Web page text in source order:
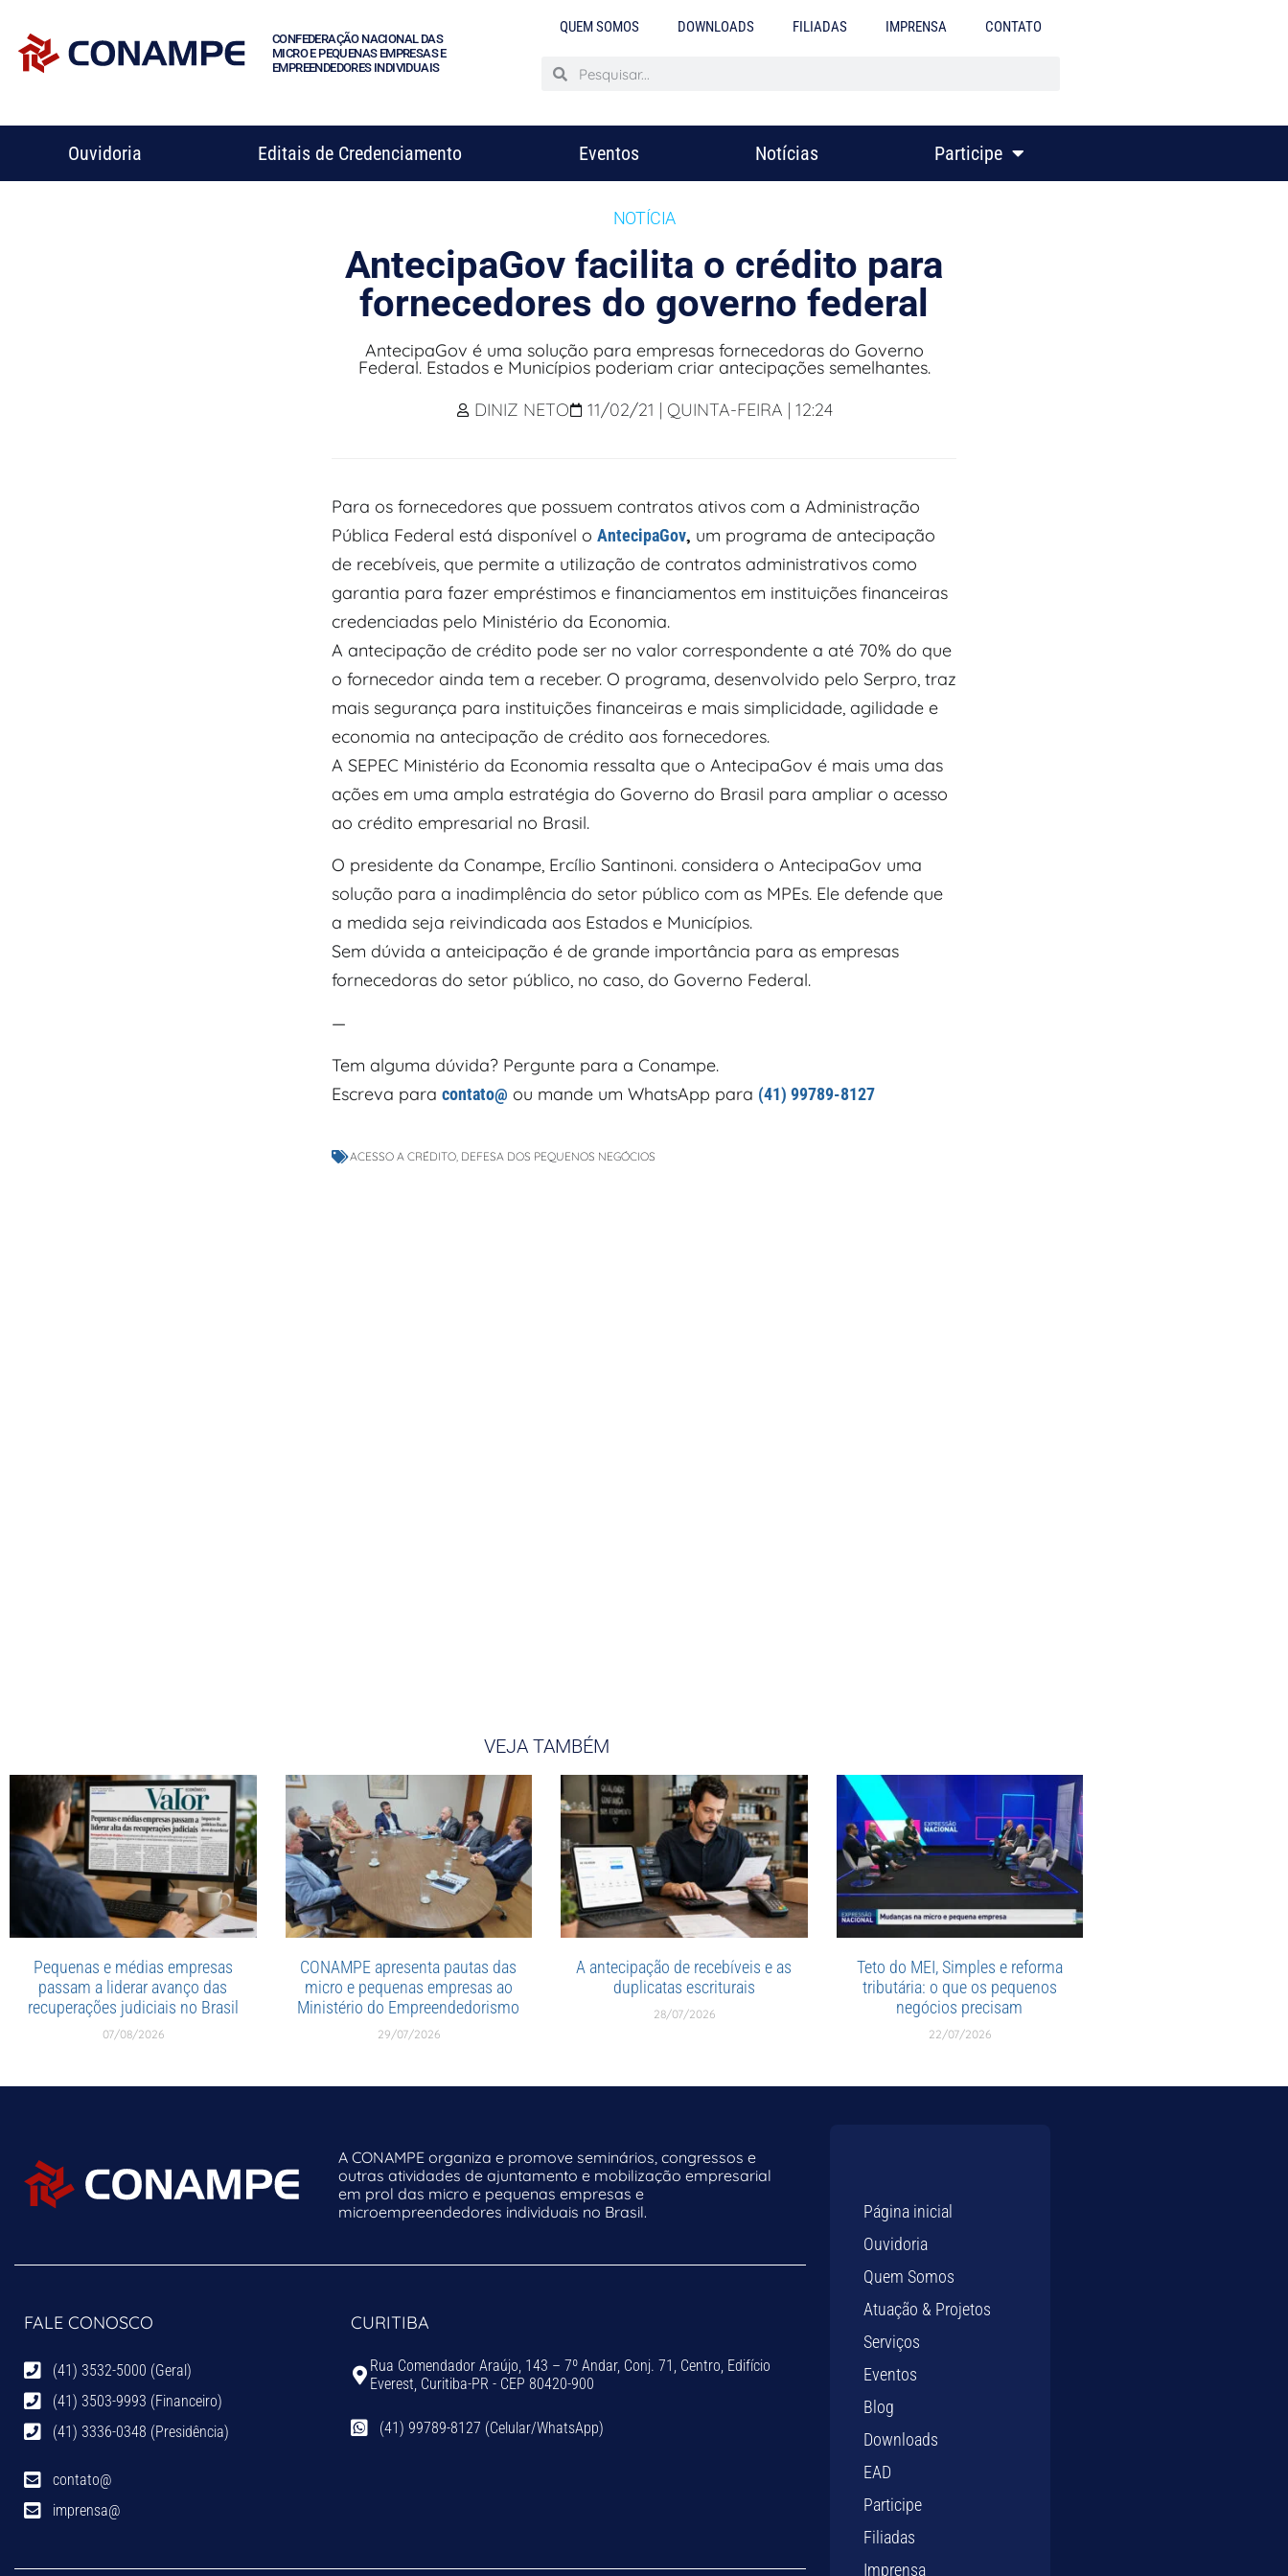
CONFEDERAÇÃO NACIONAL DAS
MICRO E PEQUENAS EMPRESAS E
EMPREENDEDORES INDIVIDUAIS
QUEM SOMOS DOWNLOADS FILIADAS IMPRENSA CONTATO
Ouvidoria Editais de Credenciamento Eventos Notícias Participe
NOTÍCIA
AntecipaGov facilita o crédito para
fornecedores do governo federal
AntecipaGov é uma solução para empresas fornecedoras do Governo
Federal. Estados e Municípios poderiam criar antecipações semelhantes.
DINIZ NETO
11/02/21 | QUINTA-FEIRA | 12:24
Para os fornecedores que possuem contratos ativos com a Administração
Pública Federal está disponível o AntecipaGov, um programa de antecipação
de recebíveis, que permite a utilização de contratos administrativos como
garantia para fazer empréstimos e financiamentos em instituições financeiras
credenciadas pelo Ministério da Economia.
A antecipação de crédito pode ser no valor correspondente a até 70% do que
o fornecedor ainda tem a receber. O programa, desenvolvido pelo Serpro, traz
mais segurança para instituições financeiras e mais simplicidade, agilidade e
economia na antecipação de crédito aos fornecedores.
A SEPEC Ministério da Economia ressalta que o AntecipaGov é mais uma das
ações em uma ampla estratégia do Governo do Brasil para ampliar o acesso
ao crédito empresarial no Brasil.
O presidente da Conampe, Ercílio Santinoni. considera o AntecipaGov uma
solução para a inadimplência do setor público com as MPEs. Ele defende que
a medida seja reivindicada aos Estados e Municípios.
Sem dúvida a anteicipação é de grande importância para as empresas
fornecedoras do setor público, no caso, do Governo Federal.
—
Tem alguma dúvida? Pergunte para a Conampe.
Escreva para contato@ ou mande um WhatsApp para (41) 99789-8127
ACESSO A CRÉDITO DEFESA DOS PEQUENOS NEGÓCIOS
VEJA TAMBÉM
Pequenas e médias empresas
passam a liderar avanço das
recuperações judiciais no Brasil
07/08/2026
CONAMPE apresenta pautas das
micro e pequenas empresas ao
Ministério do Empreendedorismo
29/07/2026
A antecipação de recebíveis e as
duplicatas escriturais
28/07/2026
Teto do MEI, Simples e reforma
tributária: o que os pequenos
negócios precisam
22/07/2026
A CONAMPE organiza e promove seminários, congressos e
outras atividades de ajuntamento e mobilização empresarial
em prol das micro e pequenas empresas e
microempreendedores individuais no Brasil.
FALE CONOSCO
(41) 3532-5000 (Geral)
(41) 3503-9993 (Financeiro)
(41) 3336-0348 (Presidência)
contato@
imprensa@
CURITIBA
Rua Comendador Araújo, 143 – 7º Andar, Conj. 71, Centro, Edifício
Everest, Curitiba-PR - CEP 80420-900
(41) 99789-8127 (Celular/WhatsApp)
Página inicial
Ouvidoria
Quem Somos
Atuação & Projetos
Serviços
Eventos
Blog
Downloads
EAD
Participe
Filiadas
Imprensa